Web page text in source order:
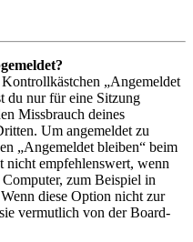
„Angemeldet
du nur für eine Sitzung
Missbrauch deines
Um angemeldet zu
„Angemeldet bleiben“ beim
nicht empfehlenswert, wenn
zum Beispiel in
diese Option nicht zur
vermutlich von der Board-